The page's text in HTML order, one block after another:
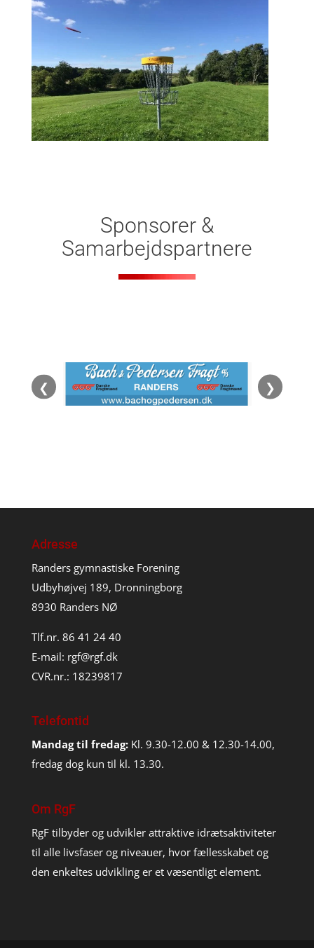
Sponsorer &
Samarbejdspartnere
❮ ❯
Adresse
Randers gymnastiske Forening
Udbyhøjvej 189, Dronningborg
8930 Randers NØ
Tlf.nr. 86 41 24 40
E-mail: rgf@rgf.dk
CVR.nr.: 18239817
Telefontid
Mandag til fredag: Kl. 9.30-12.00 & 12.30-14.00,
fredag dog kun til kl. 13.30.
Om RgF
RgF tilbyder og udvikler attraktive idrætsaktiviteter
til alle livsfaser og niveauer, hvor fællesskabet og
den enkeltes udvikling er et væsentligt element.